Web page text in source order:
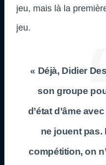
jeu, mais là la
jeu.
« Déjà, Didier
son groupe
d’état d’âme
ne jouent pas.
compétition, on